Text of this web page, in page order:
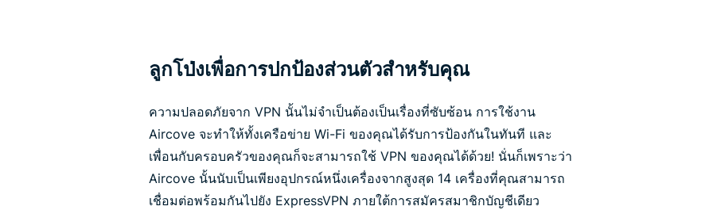
ลูกโป่งเพื่อการปกป้องส่วนตัวสำหรับคุณ
ความปลอดภัยจาก VPN นั้นไม่จำเป็นต้องเป็นเรื่องที่ซับซ้อน การใช้งาน
Aircove จะทำให้ทั้งเครือข่าย Wi-Fi ของคุณได้รับการป้องกันในทันที และ
เพื่อนกับครอบครัวของคุณก็จะสามารถใช้ VPN ของคุณได้ด้วย! นั่นก็เพราะว่า
Aircove นั้นนับเป็นเพียงอุปกรณ์หนึ่งเครื่องจากสูงสุด 14 เครื่องที่คุณสามารถ
เชื่อมต่อพร้อมกันไปยัง ExpressVPN ภายใต้การสมัครสมาชิกบัญชีเดียว